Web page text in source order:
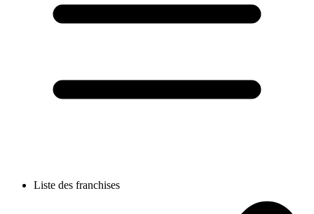
Liste des franchises